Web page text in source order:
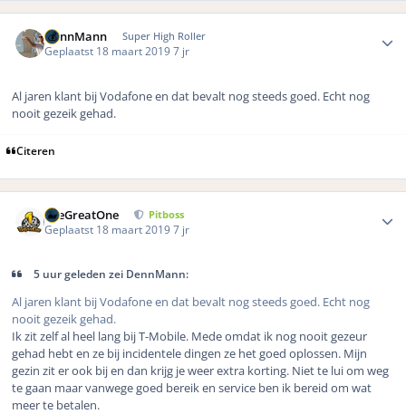
DennMann Super High Roller
Geplaatst 18 maart 20197 jr
Al jaren klant bij Vodafone en dat bevalt nog steeds goed. Echt nog
nooit gezeik gehad.
Citeren
TheGreatOne Pitboss
Geplaatst 18 maart 20197 jr
5 uur geleden zei DennMann:
Al jaren klant bij Vodafone en dat bevalt nog steeds goed. Echt nog
nooit gezeik gehad.
Ik zit zelf al heel lang bij T-Mobile. Mede omdat ik nog nooit gezeur
gehad hebt en ze bij incidentele dingen ze het goed oplossen. Mijn
gezin zit er ook bij en dan krijg je weer extra korting. Niet te lui om weg
te gaan maar vanwege goed bereik en service ben ik bereid om wat
meer te betalen.